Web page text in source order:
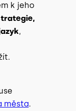
k jeho
,
města.